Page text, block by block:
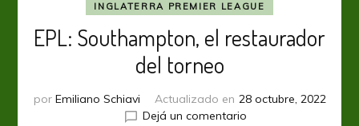
INGLATERRA PREMIER LEAGUE
EPL: Southampton, el restaurador
del torneo
por Emiliano Schiavi Actualizado en 28 octubre, 2022
Dejá un comentarioen